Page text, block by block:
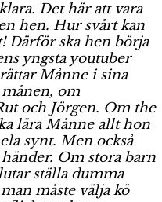
Det här att vara
hen. Hur svårt kan
Därför ska hen börja
yngsta youtuber
Månne i sina
om
och Jörgen. Om the
lära Månne allt hon
synt. Men också
Om stora barn
ställa dumma
måste välja kö